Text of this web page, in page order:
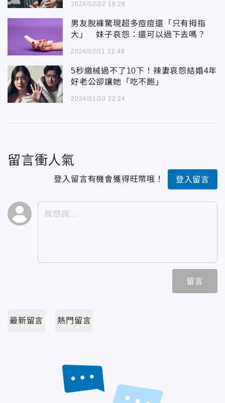
2024/02/22 18:28
男友脫褲驚現超多痘痘還「只有拇指
大」 妹子哀怨：還可以過下去嗎？
2024/02/11 22:48
5秒繳械過不了10下！辣妻哀怨結婚4年
好老公卻讓她「吃不飽」
2024/01/20 22:24
留言衝人氣
登入留言有機會獲得旺幣哦！ 登入留言
留言
最新留言 熱門留言